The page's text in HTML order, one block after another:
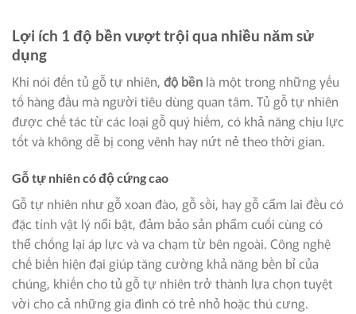
Lợi ích 1 độ bền vượt trội qua nhiều năm sử
dụng
Khi nói đến tủ gỗ tự nhiên, độ bền là một trong những yếu
tố hàng đầu mà người tiêu dùng quan tâm. Tủ gỗ tự nhiên
được chế tác từ các loại gỗ quý hiếm, có khả năng chịu lực
tốt và không dễ bị cong vênh hay nứt nẻ theo thời gian.
Gỗ tự nhiên có độ cứng cao
Gỗ tự nhiên như gỗ xoan đào, gỗ sồi, hay gỗ cẩm lai đều có
đặc tính vật lý nổi bật, đảm bảo sản phẩm cuối cùng có
thể chống lại áp lực và va chạm từ bên ngoài. Công nghệ
chế biến hiện đại giúp tăng cường khả năng bền bỉ của
chúng, khiến cho tủ gỗ tự nhiên trở thành lựa chọn tuyệt
vời cho cả những gia đình có trẻ nhỏ hoặc thú cưng.